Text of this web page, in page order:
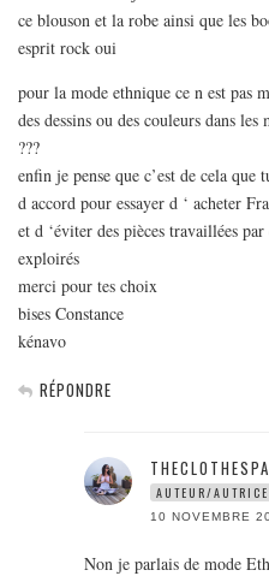
ce blouson et la robe ainsi que les
esprit rock oui
pour la mode ethnique ce n est pas
des dessins ou des couleurs dans
???
enfin je pense que c’est de cela que
d accord pour essayer d ‘ acheter
et d ‘éviter des pièces travaillées
exploirés
merci pour tes choix
bises Constance
kénavo
RÉPONDRE
AUTEUR/AUTRICE
10 NOVEMBRE
Non je parlais de mode